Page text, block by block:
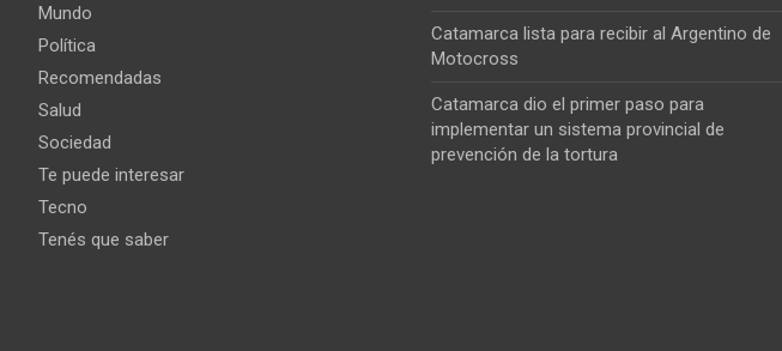
Mundo
Política
Recomendadas
Salud
Sociedad
Te puede interesar
Tecno
Tenés que saber
Catamarca lista para recibir al Argentino de
Motocross
Catamarca dio el primer paso para
implementar un sistema provincial de
prevención de la tortura